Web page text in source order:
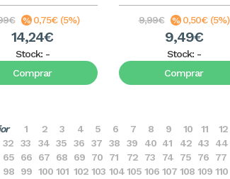
0,75€ (5%)
14,24€
Stock: -
Comprar
9,99€ 0,50€ (5%)
9,49€
Stock: -
Comprar
1 2 3 4 5 6 7 8 9 10 11 12
32
33 34 35 36 37 38 39 40 41 42 43 44
65
66 67 68 69 70 71 72 73 74 75 76 77
98
99 100 101 102 103 104105 106 107 108 109 110